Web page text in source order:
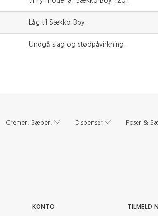
Låg til Sækko-Boy.
Undgå slag og stødpåvirkning.
Cremer, Sæber, Dispenser Poser &
KONTO TILMELD